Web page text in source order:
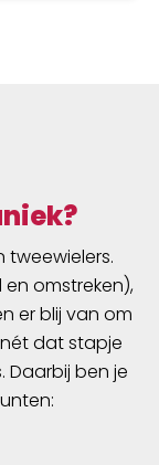
tweewielers.
en omstreken),
er blij van om
dat stapje
Daarbij ben je